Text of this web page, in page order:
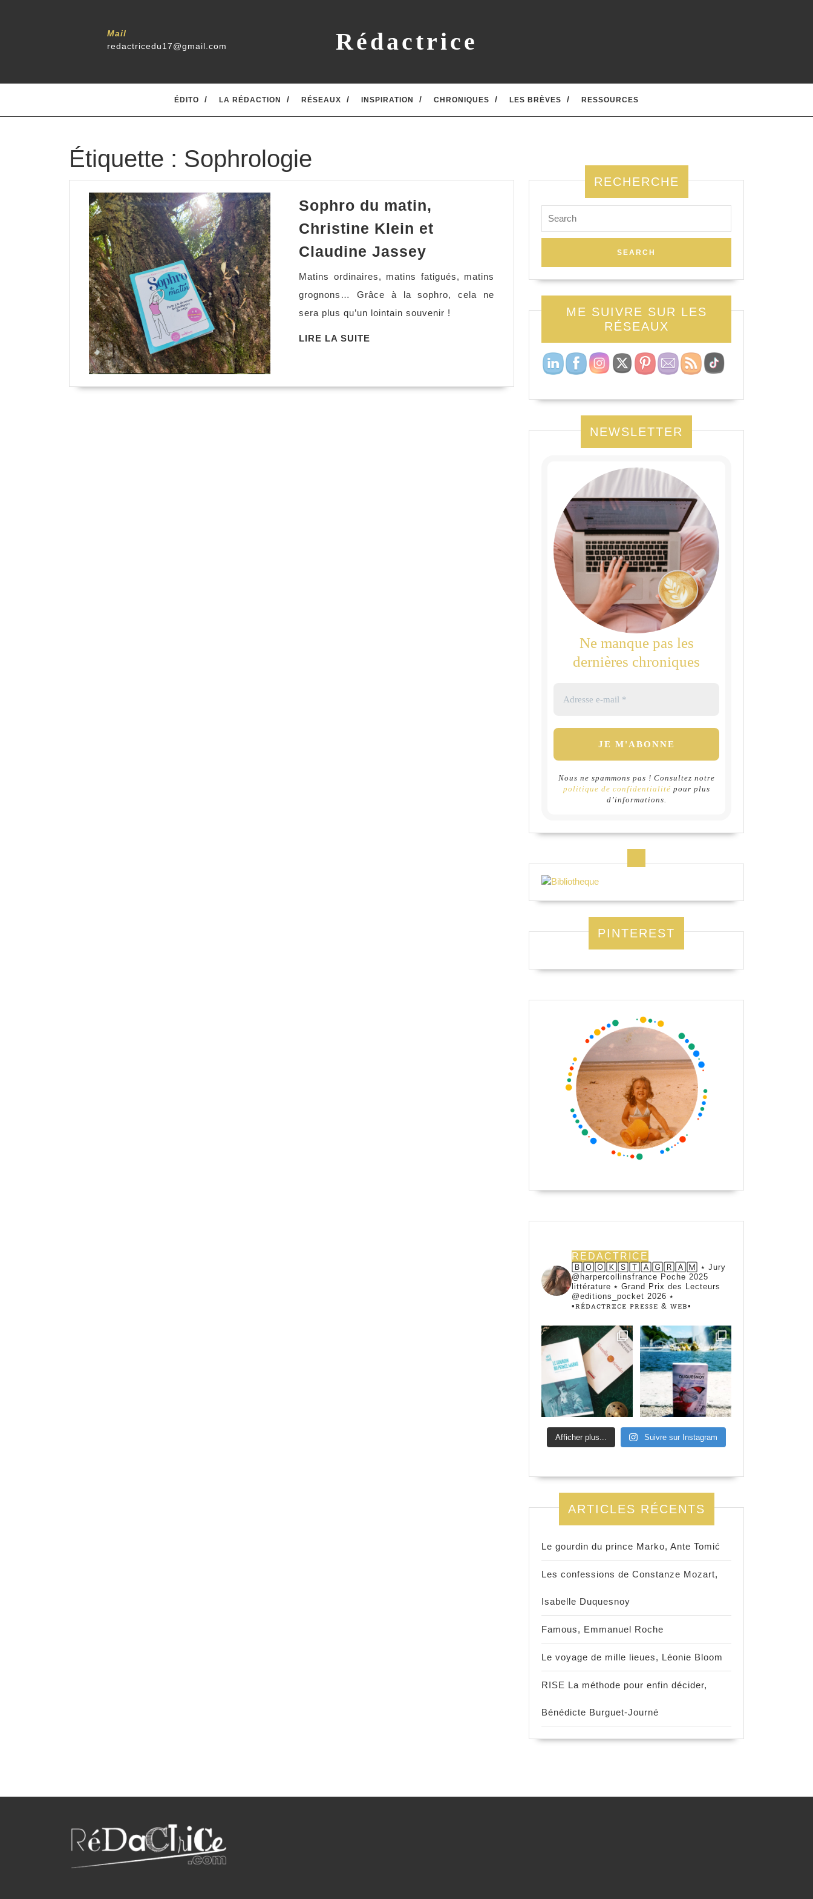
Mail
redactricedu17@gmail.com
Rédactrice
ÉDITO LA RÉDACTION RÉSEAUX INSPIRATION CHRONIQUES LES BRÈVES RESSOURCES
Étiquette : Sophrologie
Sophro du matin,
Christine Klein et
Claudine Jassey
matin,
Christine
Klein
Matins ordinaires, matins fatigués, matins
grognons… Grâce à la sophro, cela ne
sera plus qu’un lointain souvenir !
LIRE LA SUITE
RECHERCHE
for:
ME SUIVRE SUR LES
RÉSEAUX
NEWSLETTER
Ne manque pas les
dernières chroniques
Nous ne spammons pas ! Consultez notre
politique de confidentialité pour plus
d’informations.
PINTEREST
REDACTRICE
🄱🄾🄾🄺🅂🅃🄰🄶🅁🄰🄼 ⭑ Jury
@harpercollinsfrance Poche 2025
littérature ⭑ Grand Prix des Lecteurs
@editions_pocket 2026 ⭑
•ꭱꭼ́ꭰꭺꮯꭲꭱꮖꮯꭼ ꮲꭱꭼꮪꮪꭼ & ꮃꭼᏼ•
Afficher plus... Suivre sur Instagram
ARTICLES RÉCENTS
Le gourdin du prince Marko, Ante Tomić
Les confessions de Constanze Mozart,
Isabelle Duquesnoy
Famous, Emmanuel Roche
Le voyage de mille lieues, Léonie Bloom
RISE La méthode pour enfin décider,
Bénédicte Burguet-Journé